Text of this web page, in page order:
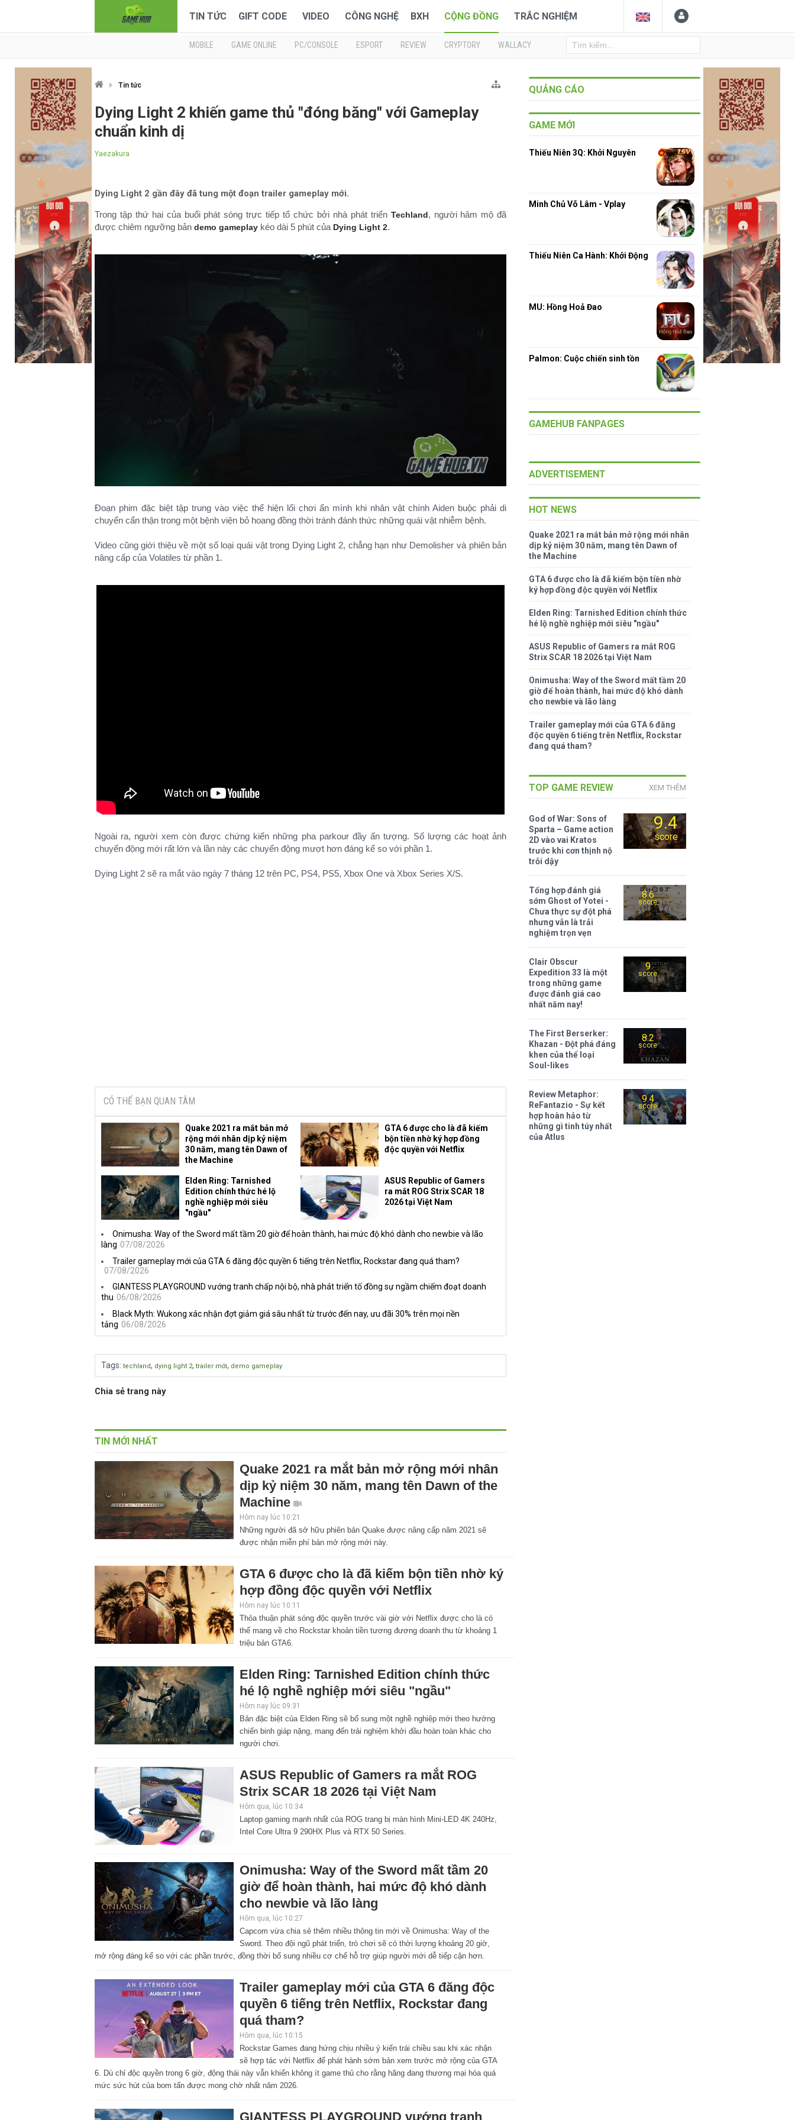
TIN TỨC GIFT CODE VIDEO CÔNG NGHỆ BXH CỘNG ĐỒNG TRẮC NGHIỆM
MOBILE GAME ONLINE PC/CONSOLE ESPORT REVIEW CRYPTORY WALLACY
Tin tức
Dying Light 2 khiến game thủ "đóng băng" với Gameplay
chuẩn kinh dị
Yaezakura
Dying Light 2 gần đây đã tung một đoạn trailer gameplay mới.
Trong tập thứ hai của buổi phát sóng trực tiếp tổ chức bởi nhà phát triển Techland, người hâm mộ đã
được chiêm ngưỡng bản demo gameplay kéo dài 5 phút của Dying Light 2.
Đoạn phim đặc biệt tập trung vào việc thể hiện lối chơi ẩn mình khi nhân vật chính Aiden buộc phải di
chuyển cẩn thận trong một bệnh viện bỏ hoang đồng thời tránh đánh thức những quái vật nhiễm bệnh.
Video cũng giới thiệu về một số loại quái vật trong Dying Light 2, chẳng hạn như Demolisher và phiên bản
nâng cấp của Volatiles từ phần 1.
Ngoài ra, người xem còn được chứng kiến những pha parkour đầy ấn tượng. Số lượng các hoạt ảnh
chuyển động mới rất lớn và lần này các chuyển động mượt hơn đáng kể so với phần 1.
Dying Light 2 sẽ ra mắt vào ngày 7 tháng 12 trên PC, PS4, PS5, Xbox One và Xbox Series X/S.​
CÓ THỂ BẠN QUAN TÂM
Quake 2021 ra mắt bản mở
rộng mới nhân dịp kỷ niệm
30 năm, mang tên Dawn of
the Machine
GTA 6 được cho là đã kiếm
bộn tiền nhờ ký hợp đồng
độc quyền với Netflix
Elden Ring: Tarnished
Edition chính thức hé lộ
nghề nghiệp mới siêu
"ngầu"
ASUS Republic of Gamers
ra mắt ROG Strix SCAR 18
2026 tại Việt Nam
Onimusha: Way of the Sword mất tầm 20 giờ để hoàn thành, hai mức độ khó dành cho newbie và lão
làng 07/08/2026
Trailer gameplay mới của GTA 6 đăng độc quyền 6 tiếng trên Netflix, Rockstar đang quá tham?
07/08/2026
GIANTESS PLAYGROUND vướng tranh chấp nội bộ, nhà phát triển tố đồng sự ngầm chiếm đoạt doanh
thu 06/08/2026
Black Myth: Wukong xác nhận đợt giảm giá sâu nhất từ trước đến nay, ưu đãi 30% trên mọi nền
tảng 06/08/2026
Tags: techland, dying light 2, trailer mới, demo gameplay
Chia sẻ trang này
TIN MỚI NHẤT
Quake 2021 ra mắt bản mở rộng mới nhân
dịp kỷ niệm 30 năm, mang tên Dawn of the
Machine
Hôm nay lúc 10:21
Những người đã sở hữu phiên bản Quake được nâng cấp năm 2021 sẽ
được nhận miễn phí bản mở rộng mới này.
GTA 6 được cho là đã kiếm bộn tiền nhờ ký
hợp đồng độc quyền với Netflix
Hôm nay lúc 10:11
Thỏa thuận phát sóng độc quyền trước vài giờ với Netflix được cho là có
thể mang về cho Rockstar khoản tiền tương đương doanh thu từ khoảng 1
triệu bản GTA6.
Elden Ring: Tarnished Edition chính thức
hé lộ nghề nghiệp mới siêu "ngầu"
Hôm nay lúc 09:31
Bản đặc biệt của Elden Ring sẽ bổ sung một nghề nghiệp mới theo hướng
chiến binh giáp nặng, mang đến trải nghiệm khởi đầu hoàn toàn khác cho
người chơi.
ASUS Republic of Gamers ra mắt ROG
Strix SCAR 18 2026 tại Việt Nam
Hôm qua, lúc 10:34
Laptop gaming mạnh nhất của ROG trang bị màn hình Mini-LED 4K 240Hz,
Intel Core Ultra 9 290HX Plus và RTX 50 Series.
Onimusha: Way of the Sword mất tầm 20
giờ để hoàn thành, hai mức độ khó dành
cho newbie và lão làng
Hôm qua, lúc 10:27
Capcom vừa chia sẻ thêm nhiều thông tin mới về Onimusha: Way of the
Sword. Theo đội ngũ phát triển, trò chơi sẽ có thời lượng khoảng 20 giờ,
mở rộng đáng kể so với các phần trước, đồng thời bổ sung nhiều cơ chế hỗ trợ giúp người mới dễ tiếp cận hơn.
Trailer gameplay mới của GTA 6 đăng độc
quyền 6 tiếng trên Netflix, Rockstar đang
quá tham?
Hôm qua, lúc 10:15
Rockstar Games đang hứng chịu nhiều ý kiến trái chiều sau khi xác nhận
sẽ hợp tác với Netflix để phát hành sớm bản xem trước mở rộng của GTA
6. Dù chỉ độc quyền trong 6 giờ, động thái này vẫn khiến không ít game thủ cho rằng hãng đang thương mại hóa quá
mức sức hút của bom tấn được mong chờ nhất năm 2026.
GIANTESS PLAYGROUND vướng tranh
QUẢNG CÁO
GAME MỚI
Thiếu Niên 3Q: Khởi Nguyên
Minh Chủ Võ Lâm - Vplay
Thiếu Niên Ca Hành: Khởi Động
MU: Hồng Hoả Đao
Palmon: Cuộc chiến sinh tồn
GAMEHUB FANPAGES
ADVERTISEMENT
HOT NEWS
Quake 2021 ra mắt bản mở rộng mới nhân
dịp kỷ niệm 30 năm, mang tên Dawn of
the Machine
GTA 6 được cho là đã kiếm bộn tiền nhờ
ký hợp đồng độc quyền với Netflix
Elden Ring: Tarnished Edition chính thức
hé lộ nghề nghiệp mới siêu "ngầu"
ASUS Republic of Gamers ra mắt ROG
Strix SCAR 18 2026 tại Việt Nam
Onimusha: Way of the Sword mất tầm 20
giờ để hoàn thành, hai mức độ khó dành
cho newbie và lão làng
Trailer gameplay mới của GTA 6 đăng
độc quyền 6 tiếng trên Netflix, Rockstar
đang quá tham?
TOP GAME REVIEW XEM THÊM
9.4
score
God of War: Sons of
Sparta – Game action
2D vào vai Kratos
trước khi cơn thịnh nộ
trỗi dậy
8.6
score
Tổng hợp đánh giá
sớm Ghost of Yotei -
Chưa thực sự đột phá
nhưng vẫn là trải
nghiệm trọn vẹn
9
score
Clair Obscur
Expedition 33 là một
trong những game
được đánh giá cao
nhất năm nay!
8.2
score
The First Berserker:
Khazan - Đột phá đáng
khen của thể loại
Soul-likes
9.4
score
Review Metaphor:
ReFantazio - Sự kết
hợp hoàn hảo từ
những gì tinh túy nhất
của Atlus